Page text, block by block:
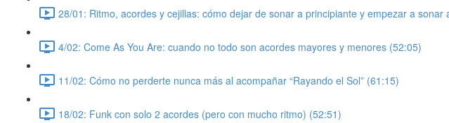
28/01: Ritmo, acordes y cejillas: cómo dejar de sonar a principiante y empezar a sonar
4/02: Come As You Are: cuando no todo son acordes mayores y menores (52:05)
11/02: Cómo no perderte nunca más al acompañar “Rayando el Sol” (61:15)
18/02: Funk con solo 2 acordes (pero con mucho ritmo) (52:51)